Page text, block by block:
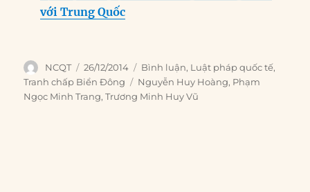
với Trung Quốc
Author
NCQT
Posted
on
26/12/2014 Categories
Bình luận, Luật pháp quốc tế,
Tranh chấp Biển Đông
Tags
Nguyễn Huy Hoàng, Phạm
Ngọc Minh Trang,Trương Minh Huy Vũ